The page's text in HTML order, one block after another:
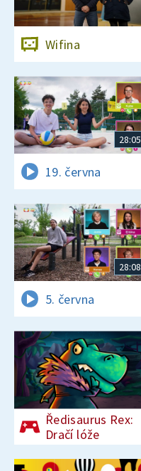
Wifina
28:05
19. června
28:08
5. června
Ředisaurus Rex:
Dračí lóže